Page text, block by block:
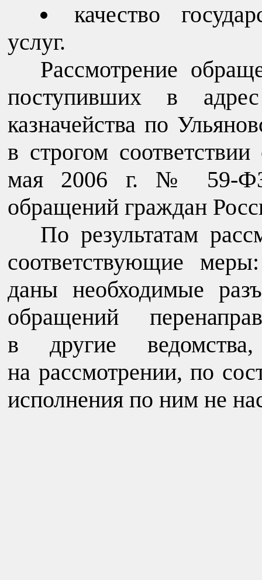
качество
услуг.
Рассмотрение
поступивших в
казначейства по
в строгом
мая 2006 г. № 59-ФЗ
обращений граждан
По результатам
соответствующие
даны необходимые
обращений
в другие
на рассмотрении, по
исполнения по ним не